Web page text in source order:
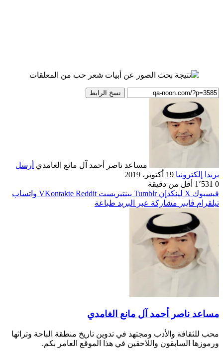
نسخ الرابط
مساعد ناصر أحمد آل مانع الغامدي أرسل
بريدا إلكترونيا 19 أكتوبر، 2019
0
أقل من دقيقة
فيسبوك ‫X لينكدإن بينتيريست
واتساب
تيلقرام ڤايبر مشاركة عبر البريد طباعة
مساعد ناصر أحمد آل مانع الغامدي
محب للثقافة والأدب ومجتهد في تدوين تاريخ منطقة الباحة وتراثها
ورموزها السابقون واللاحقين في هذا الموقع العامر بكم.